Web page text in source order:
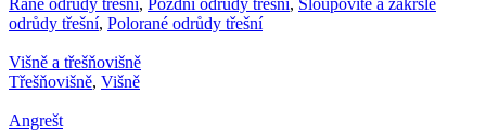
Rané odrůdy třešní, Pozdní odrůdy třešní, Sloupovité a zakrslé
odrůdy třešní, Polorané odrůdy třešní
Višně a třešňovišně
Třešňovišně, Višně
Angrešt